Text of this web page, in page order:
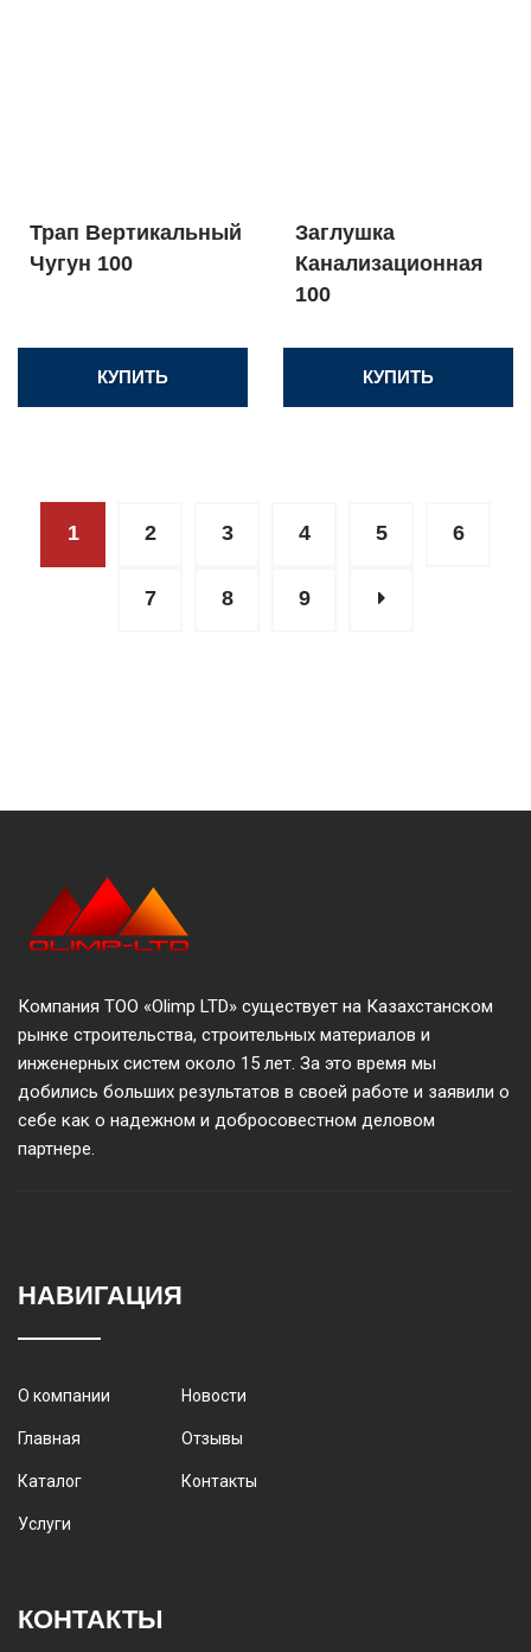
Трап Вертикальный
Чугун 100
КУПИТЬ
Заглушка
Канализационная
100
КУПИТЬ
1 2 3 4 5 6
7 8 9
Компания ТОО «Olimp LTD» существует на Казахстанском
рынке строительства, строительных материалов и
инженерных систем около 15 лет. За это время мы
добились больших результатов в своей работе и заявили о
себе как о надежном и добросовестном деловом
партнере.
НАВИГАЦИЯ
О компании
Главная
Каталог
Услуги
Новости
Отзывы
Контакты
КОНТАКТЫ